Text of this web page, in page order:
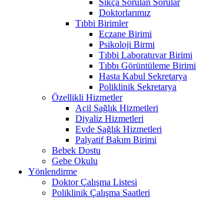
Doktorlarımız
Tıbbi Birimler
Eczane Birimi
Psikoloji Birmi
Tıbbi Laboratuvar Birimi
Tıbbı Görüntüleme Birimi
Hasta Kabul Sekretarya
Poliklinik Sekretarya
Özellikli Hizmetler
Acil Sağlık Hizmetleri
Diyaliz Hizmetleri
Evde Sağlık Hizmetleri
Palyatif Bakım Birimi
Bebek Dostu
Gebe Okulu
Yönlendirme
Doktor Çalışma Listesi
Poliklinik Çalışma Saatleri